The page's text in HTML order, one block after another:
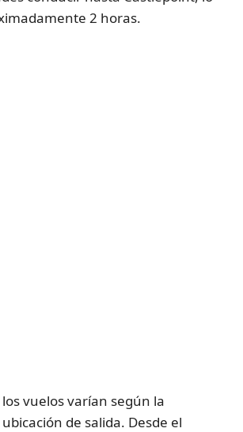
2 horas.
vuelos varían según la
de salida. Desde el